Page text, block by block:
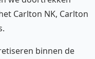
Carlton NK, Carlton
binnen de